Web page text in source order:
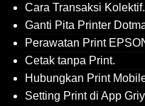
Cara Transaksi Kolektif.
Ganti Pita Printer
Perawatan Print
Cetak tanpa Print.
Hubungkan Print
Setting Print di App